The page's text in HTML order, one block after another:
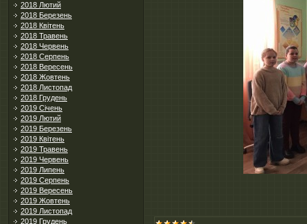
2018 Лютий
2018 Березень
2018 Квітень
2018 Травень
2018 Червень
2018 Серпень
2018 Вересень
2018 Жовтень
2018 Листопад
2018 Грудень
2019 Січень
2019 Лютий
2019 Березень
2019 Квітень
2019 Травень
2019 Червень
2019 Липень
2019 Серпень
2019 Вересень
2019 Жовтень
2019 Листопад
2019 Грудень